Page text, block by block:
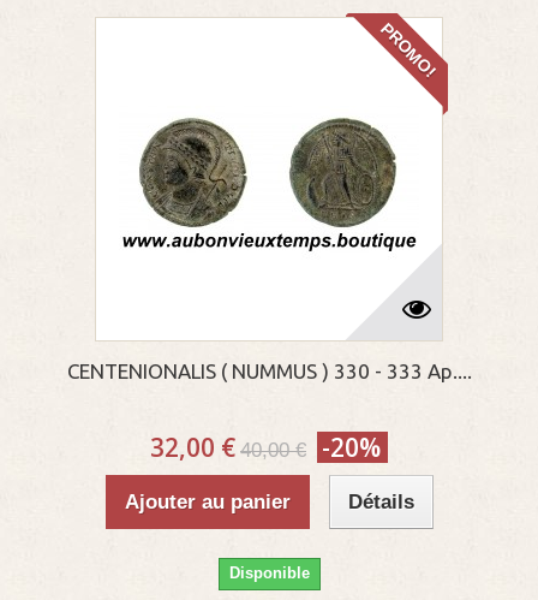
PROMO!
CENTENIONALIS ( NUMMUS ) 330 - 333 Ap....
32,00 € 40,00 € -20%
Ajouter au panier Détails
Disponible